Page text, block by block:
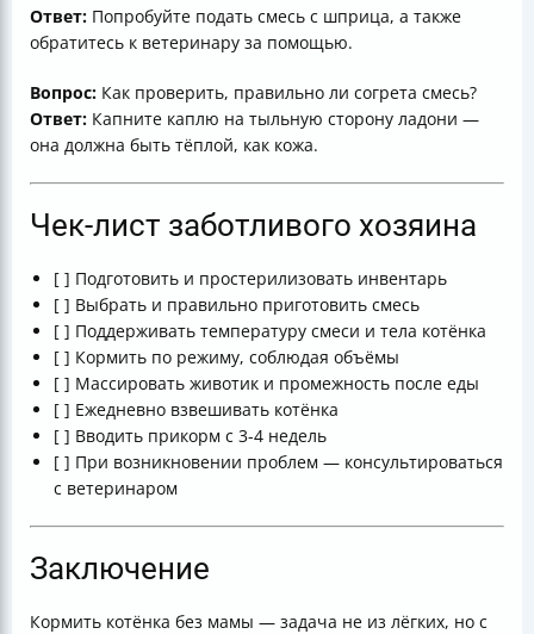
Ответ: Попробуйте подать смесь с шприца, а также
обратитесь к ветеринару за помощью.
Вопрос: Как проверить, правильно ли согрета смесь?
Ответ: Капните каплю на тыльную сторону ладони —
она должна быть тёплой, как кожа.
Чек-лист заботливого хозяина
[ ] Подготовить и простерилизовать инвентарь
[ ] Выбрать и правильно приготовить смесь
[ ] Поддерживать температуру смеси и тела котёнка
[ ] Кормить по режиму, соблюдая объёмы
[ ] Массировать животик и промежность после еды
[ ] Ежедневно взвешивать котёнка
[ ] Вводить прикорм с 3-4 недель
[ ] При возникновении проблем — консультироваться
с ветеринаром
Заключение
Кормить котёнка без мамы — задача не из лёгких, но с